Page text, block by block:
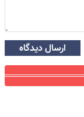
ارسال دیدگاه